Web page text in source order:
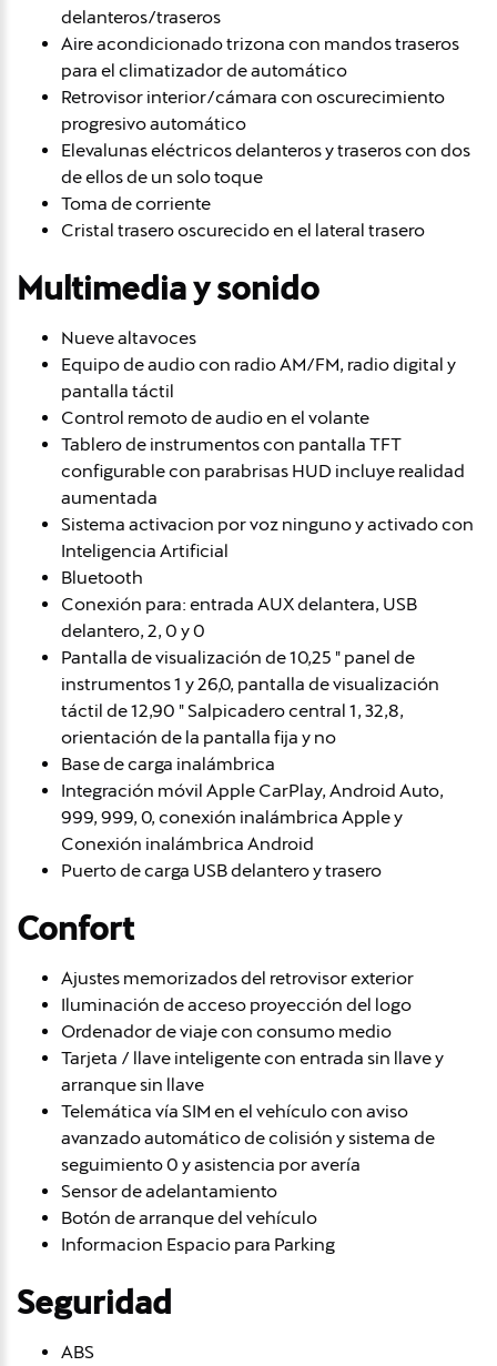
delanteros/traseros
Aire acondicionado trizona con mandos traseros
para el climatizador de automático
Retrovisor interior/cámara con oscurecimiento
progresivo automático
Elevalunas eléctricos delanteros y traseros con dos
de ellos de un solo toque
Toma de corriente
Cristal trasero oscurecido en el lateral trasero
Multimedia y sonido
Nueve altavoces
Equipo de audio con radio AM/FM, radio digital y
pantalla táctil
Control remoto de audio en el volante
Tablero de instrumentos con pantalla TFT
configurable con parabrisas HUD incluye realidad
aumentada
Sistema activacion por voz ninguno y activado con
Inteligencia Artificial
Bluetooth
Conexión para: entrada AUX delantera, USB
delantero, 2, 0 y 0
Pantalla de visualización de 10,25 " panel de
instrumentos 1 y 26,0, pantalla de visualización
táctil de 12,90 " Salpicadero central 1, 32,8,
orientación de la pantalla fija y no
Base de carga inalámbrica
Integración móvil Apple CarPlay, Android Auto,
999, 999, 0, conexión inalámbrica Apple y
Conexión inalámbrica Android
Puerto de carga USB delantero y trasero
Confort
Ajustes memorizados del retrovisor exterior
Iluminación de acceso proyección del logo
Ordenador de viaje con consumo medio
Tarjeta / llave inteligente con entrada sin llave y
arranque sin llave
Telemática vía SIM en el vehículo con aviso
avanzado automático de colisión y sistema de
seguimiento 0 y asistencia por avería
Sensor de adelantamiento
Botón de arranque del vehículo
Informacion Espacio para Parking
Seguridad
ABS